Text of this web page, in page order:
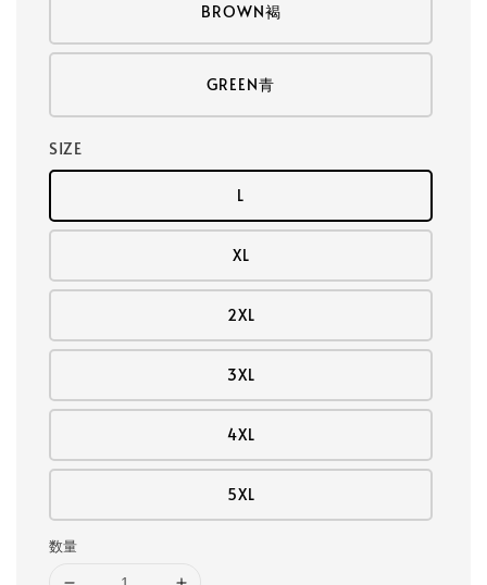
BROWN褐
GREEN青
SIZE
L
XL
2XL
3XL
4XL
5XL
数量